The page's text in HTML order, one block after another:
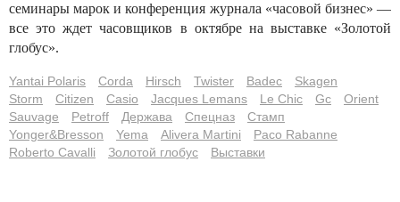
семинары марок и конференция журнала «часовой бизнес» —
все это ждет часовщиков в октябре на выставке «Золотой
глобус».
Yantai Polaris Corda Hirsch Twister Badec
Skagen
Storm
Citizen Casio Jacques Lemans Le Chic Gc
Orient
Sauvage
Petroff Держава Спецназ
Стамп
Yonger&Bresson
Yema Alivera Martini
Paco Rabanne
Roberto Cavalli
Золотой глобус Выставки